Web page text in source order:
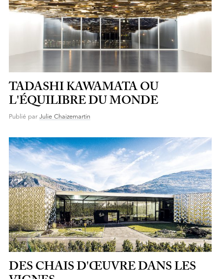
TADASHI KAWAMATA OU
L'ÉQUILIBRE DU MONDE
Publié par Julie Chaizemartin
DES CHAIS D'ŒUVRE DANS LES